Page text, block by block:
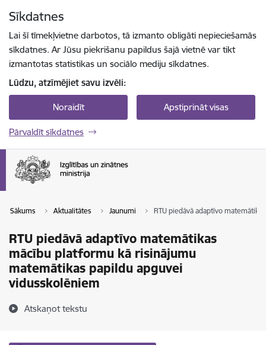
Sīkdatnes
Lai šī tīmekļvietne darbotos, tā izmanto obligāti nepieciešamās
sīkdatnes. Ar Jūsu piekrišanu papildus šajā vietnē var tikt
izmantotas statistikas un sociālo mediju sīkdatnes.
Lūdzu, atzīmējiet savu izvēli:
Noraidīt Apstiprināt visas
Pārvaldīt sīkdatnes
Sākums Aktualitātes Jaunumi RTU piedāvā adaptīvo
RTU piedāvā adaptīvo matemātikas
mācību platformu kā risinājumu
matemātikas papildu apguvei
vidusskolēniem
Atskaņot tekstu